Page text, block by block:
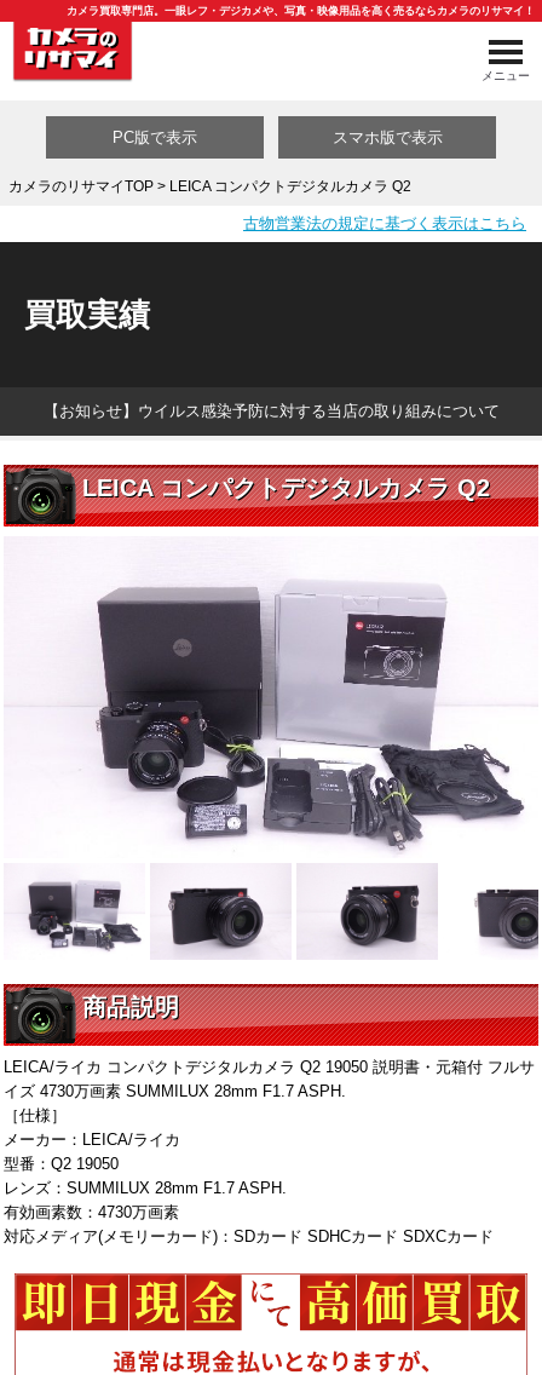
カメラ買取専門店。一眼レフ・デジカメや、写真・映像用品を高く売るならカメラのリサマイ！
メニュー
買取カテゴリ一覧
PC版で表示 スマホ版で表示
カメラのリサマイTOP> LEICA コンパクトデジタルカメラ Q2
古物営業法の規定に基づく表示はこちら
買取実績
【お知らせ】ウイルス感染予防に対する当店の取り組みについて
LEICA コンパクトデジタルカメラ Q2
商品説明
LEICA/ライカ コンパクトデジタルカメラ Q2 19050 説明書・元箱付 フルサ
イズ 4730万画素 SUMMILUX 28mm F1.7 ASPH.
［仕様］
メーカー：LEICA/ライカ
型番：Q2 19050
レンズ：SUMMILUX 28mm F1.7 ASPH.
有効画素数：4730万画素
対応メディア(メモリーカード)：SDカード SDHCカード SDXCカード